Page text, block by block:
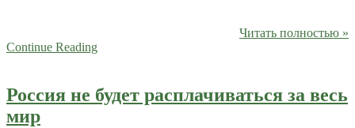
Читать полностью »
Continue Reading
Россия не будет расплачиваться за весь
мир